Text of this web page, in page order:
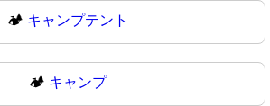
🏕️ キャンプテント
🏕 キャンプ